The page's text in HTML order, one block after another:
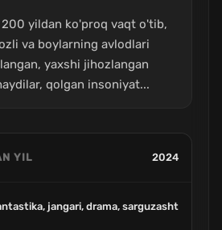
yildan ko'proq vaqt o'tib,
va boylarning avlodlari
yaxshi jihozlangan
qolgan insoniyat...
YIL 2024
jangari, drama, sarguzasht